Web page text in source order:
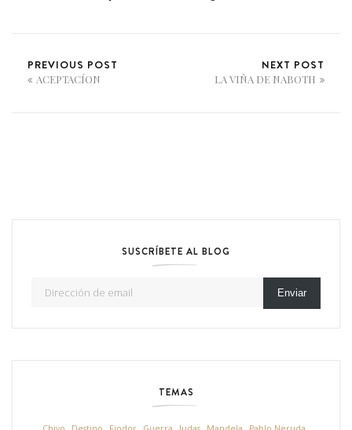
PREVIOUS POST
ACEPTACÍON
NEXT POST
LA VIÑA DE NABOTH
SUSCRÍBETE AL BLOG
Enviar
TEMAS